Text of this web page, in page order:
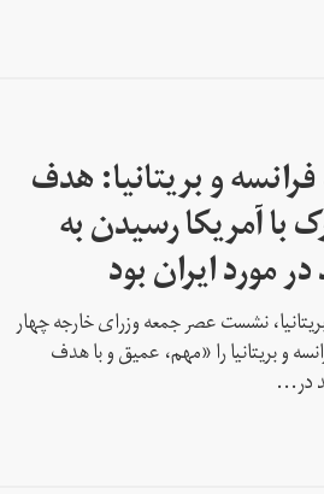
و بریتانیا: هدف
آمریکا رسیدن به
مورد ایران بود
نشست عصر جمعه وزرای خارجه چهار
و بریتانیا را «مهم، عمیق و با هدف
در...